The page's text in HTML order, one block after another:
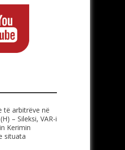
të arbitrëve në
– Sileksi, VAR-i
Kerimin
situata